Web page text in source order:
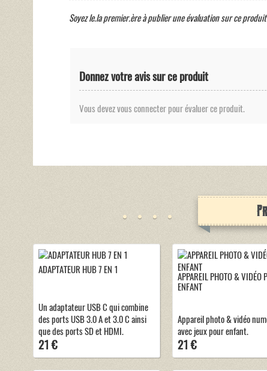
Soyez le.la premier.ère à publier une évaluation sur ce produit
Donnez votre avis sur ce produit
Vous devez vous connecter pour évaluer ce produit.
ADAPTATEUR HUB 7 EN 1
Un adaptateur USB C qui combine
des ports USB 3.0 A et 3.0 C ainsi
que des ports SD et HDMI.
21 €
APPAREIL PHOTO & VIDÉO
ENFANT
Appareil photo & vidéo
avec jeux pour enfant.
21 €